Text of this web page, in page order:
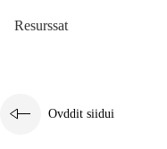
Resurssat
Ovddit siidui